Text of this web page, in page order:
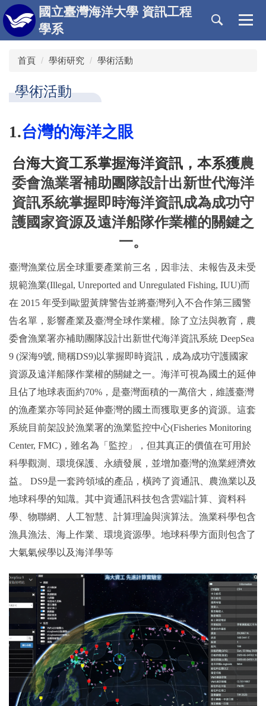
跳
到
主
國立臺灣海洋大學 資訊工程
學系
首頁 學術研究 學術活動
學術活動
1.台灣的海洋之眼
台海大資工系掌握海洋資訊，本系獲農
委會漁業署補助團隊設計出新世代海洋
資訊系統掌握即時海洋資訊成為成功守
護國家資源及遠洋船隊作業權的關鍵之
一。
臺灣漁業位居全球重要產業前三名，因非法、未報告及未受
規範漁業(Illegal, Unreported and Unregulated Fishing, IUU)而
在 2015 年受到歐盟黃牌警告並將臺灣列入不合作第三國警
告名單，影響產業及臺灣全球作業權。除了立法與教育，農
委會漁業署亦補助團隊設計出新世代海洋資訊系統 DeepSea
9 (深海9號, 簡稱DS9)以掌握即時資訊，成為成功守護國家
資源及遠洋船隊作業權的關鍵之一。海洋可視為國土的延伸
且佔了地球表面約70%，是臺灣面積的一萬倍大，維護臺灣
的漁產業亦等同於延伸臺灣的國土而獲取更多的資源。這套
系統目前架設於漁業署的漁業監控中心(Fisheries Monitoring
Center, FMC)，雖名為「監控」，但其真正的價值在可用於
科學觀測、環境保護、永續發展，並增加臺灣的漁業經濟效
益。 DS9是一套跨領域的產品，橫跨了資通訊、農漁業以及
地球科學的知識。其中資通訊科技包含雲端計算、資料科
學、物聯網、人工智慧、計算理論與演算法。漁業科學包含
漁具漁法、海上作業、環境資源學。地球科學方面則包含了
大氣氣候學以及海洋學等